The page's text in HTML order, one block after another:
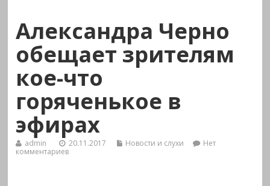
Александра Черно
обещает зрителям
кое-что
горяченькое в
эфирах
admin 20.11.2017 Новости и слухи
Нет
комментариев